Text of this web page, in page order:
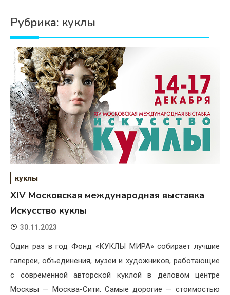
Дети
Свадьба
Дом
Жизнь
Хобби
Красота
Недвижимость
Рубрика: куклы
куклы
XIV Московская международная выставка
Искусство куклы
30.11.2023
Один раз в год Фонд «КУКЛЫ МИРА» собирает лучшие
галереи, объединения, музеи и художников, работающие
с современной авторской куклой в деловом центре
Москвы — Москва-Сити. Самые дорогие — стоимостью